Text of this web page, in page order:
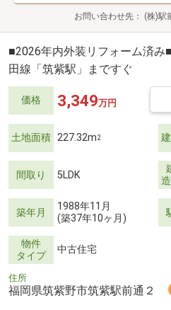
お問い合わせ先 (株)駅
■2026年内外装リフォーム済
田線「筑紫駅」まですぐ
価格 3,349万円
土地面積 227.32m2
間取り 5LDK
築年月
1988年11月
(築37年10ヶ月)
物件
タイプ
中古住宅
住所
福岡県筑紫野市筑紫駅前通２